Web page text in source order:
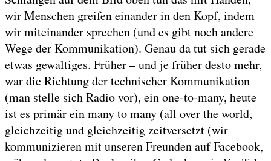
wir Menschen greifen einander in den Kopf, indem
wir miteinander sprechen (und es gibt noch andere
Wege der Kommunikation). Genau da tut sich gerade
etwas gewaltiges. Früher – und je früher desto mehr,
war die Richtung der technischer Kommunikation
(man stelle sich Radio vor), ein one-to-many, heute
ist es primär ein many to many (all over the world,
gleichzeitig und gleichzeitig zeitversetzt (wir
kommunizieren mit unseren Freunden auf Facebook,